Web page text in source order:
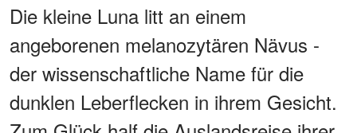
Die kleine Luna litt an einem
angeborenen melanozytären Nävus -
der wissenschaftliche Name für die
dunklen Leberflecken in ihrem Gesicht.